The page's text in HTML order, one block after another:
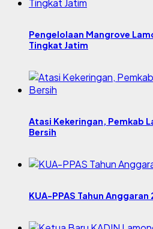
Pengelolaan Mangrove
Tingkat Jatim
Atasi Kekeringan, Pemkab
Bersih
KUA-PPAS Tahun